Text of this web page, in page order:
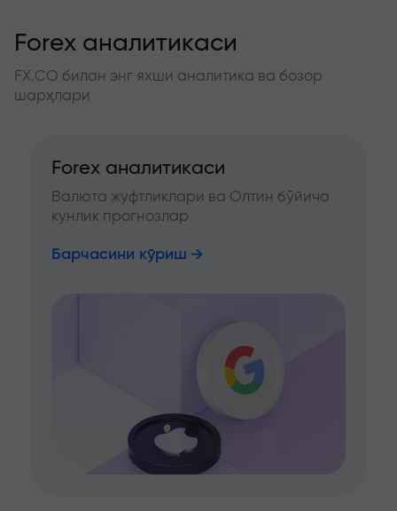
Forex аналитикаси
FX.CO билан энг яхши аналитика ва бозор
шарҳлари
Forex аналитикаси
Валюта жуфтликлари ва Олтин бўйича
кунлик прогнозлар
Барчасини кўриш